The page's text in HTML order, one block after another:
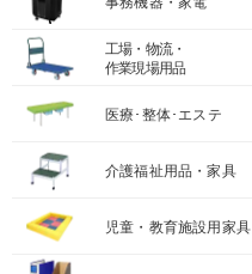
工場・物流・
作業現場用品
医療･整体･エステ
介護福祉用品・家具
児童・教育施設用家具